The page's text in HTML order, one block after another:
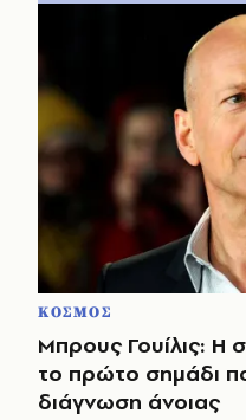
ΚΟΣΜΟΣ
Μπρους Γουίλις: Η
το πρώτο σημάδι
διάγνωση άνοιας